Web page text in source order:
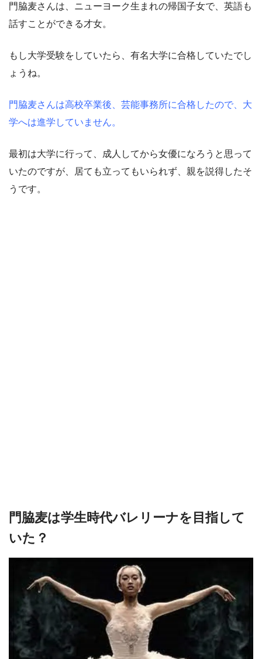
門脇麦さんは、ニューヨーク生まれの帰国子女で、英語も
話すことができる才女。
もし大学受験をしていたら、有名大学に合格していたでし
ょうね。
門脇麦さんは高校卒業後、芸能事務所に合格したので、大
学へは進学していません。
最初は大学に行って、成人してから女優になろうと思って
いたのですが、居ても立ってもいられず、親を説得したそ
うです。
門脇麦は学生時代バレリーナを目指して
いた？